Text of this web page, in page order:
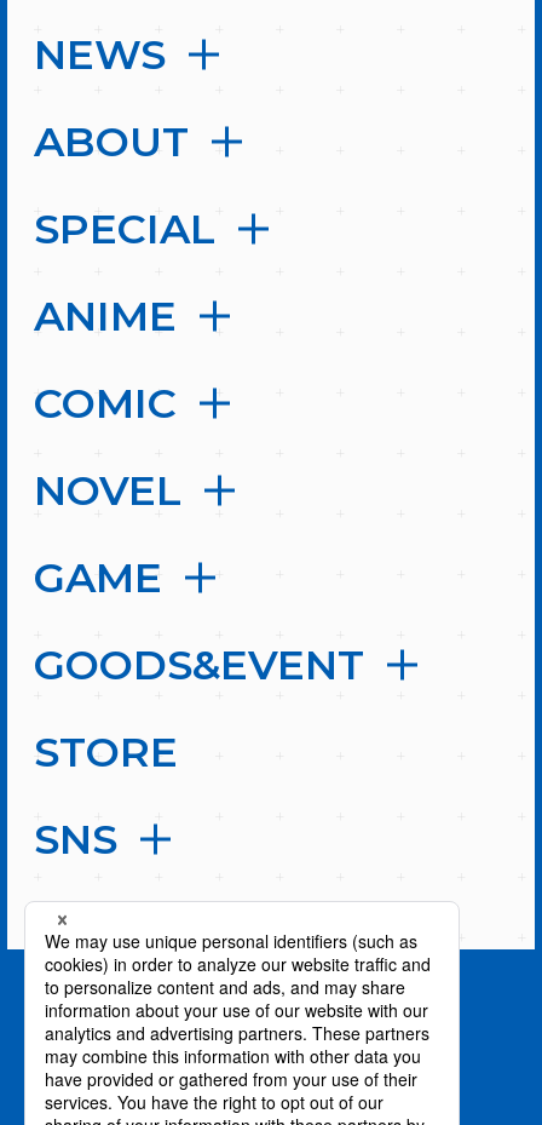
NEWS
ABOUT
SPECIAL
ANIME
COMIC
NOVEL
GAME
GOODS&EVENT
STORE
SNS
PAGE TOP